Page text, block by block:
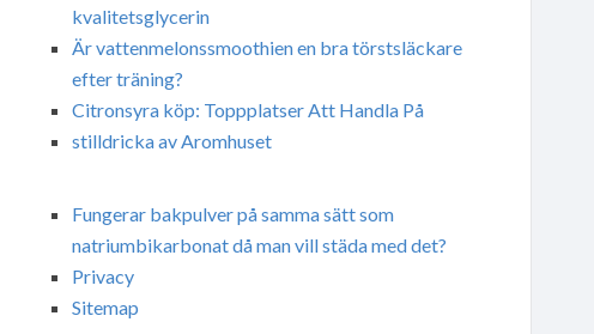
kvalitetsglycerin
Är vattenmelonssmoothien en bra törstsläckare
efter träning?
Citronsyra köp: Toppplatser Att Handla På
stilldricka av Aromhuset
Fungerar bakpulver på samma sätt som
natriumbikarbonat då man vill städa med det?
Privacy
Sitemap